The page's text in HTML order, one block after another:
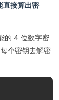
直接算出密
的 4 位数字密
个密钥去解密